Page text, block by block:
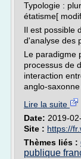
Typologie :
étatisme[
Il est possible
d'analyse des
Le paradigme
processus de
interaction
anglo-saxonne
Lire la suite
Date: 2019-
Site : https://
Thèmes liés :
publique